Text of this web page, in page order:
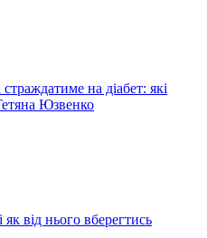
на діабет: які
Юзвенко
від нього вберегтись